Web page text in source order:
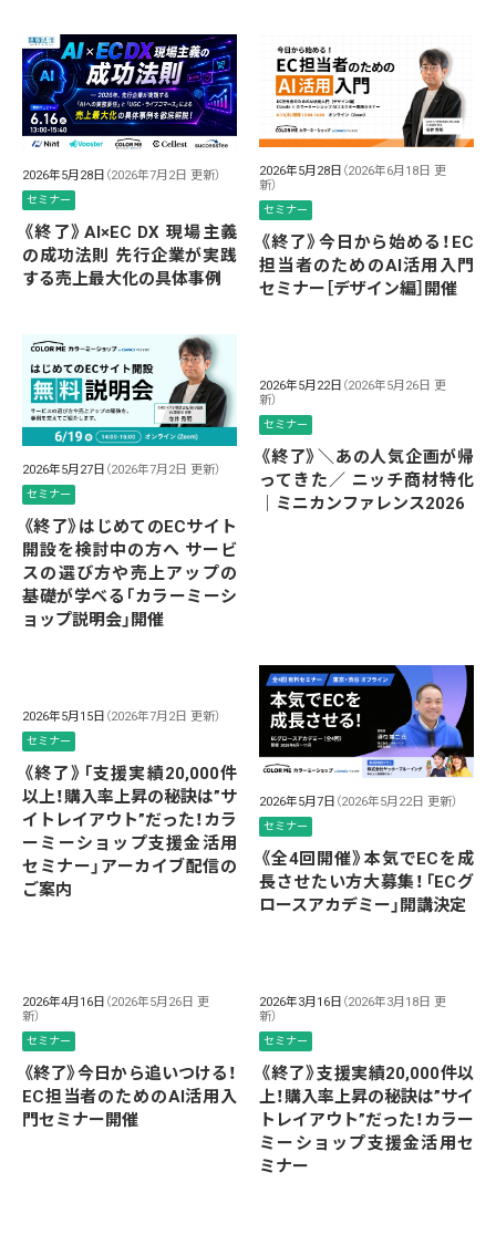
2026年5月28日 （2026年7月2日 更新）
セミナー
《終了》AI×EC DX 現場主義
の成功法則 先行企業が実践
する売上最大化の具体事例
2026年5月28日 （2026年6月18日 更
新）
セミナー
《終了》今日から始める！EC
担当者のためのAI活用入門
セミナー［デザイン編］開催
2026年5月27日 （2026年7月2日 更新）
セミナー
《終了》はじめてのECサイト
開設を検討中の方へ サービ
スの選び方や売上アップの
基礎が学べる「カラーミーシ
ョップ説明会」開催
2026年5月22日 （2026年5月26日 更
新）
セミナー
《終了》＼あの人気企画が帰
ってきた／ ニッチ商材特化
｜ミニカンファレンス2026
2026年5月15日 （2026年7月2日 更新）
セミナー
《終了》「支援実績20,000件
以上！購入率上昇の秘訣は”サ
イトレイアウト”だった！カラ
ーミーショップ支援金活用
セミナー」アーカイブ配信の
ご案内
2026年5月7日 （2026年5月22日 更新）
セミナー
《全4回開催》本気でECを成
長させたい方大募集！「ECグ
ロースアカデミー」開講決定
2026年4月16日 （2026年5月26日 更
新）
セミナー
《終了》今日から追いつける！
EC担当者のためのAI活用入
門セミナー開催
2026年3月16日 （2026年3月18日 更
新）
セミナー
《終了》支援実績20,000件以
上！購入率上昇の秘訣は”サイ
トレイアウト”だった！カラー
ミーショップ支援金活用セ
ミナー